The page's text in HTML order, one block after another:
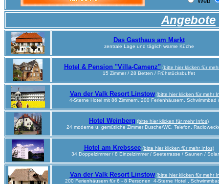
Angebote
Das Gasthaus am Markt
zentrale Lage und täglich warme Küche
Hotel & Pension "Villa-Camenz" (bitte hier klicken für
15 Zimmer / 28 Betten / Frühstücksbuffet
Van der Valk Resort Linstow (bitte hier klicken für mehr
4-Sterne Hotel mit 86 Zimmern, 200 Ferienhäusern, Schwimmbad
Hotel Weinberg (bitte hier klicken für mehr Infos)
24 moderne u. gemütliche Zimmer Dusche/WC, Telefon,
Hotel am Krebssee (bitte hier klicken für mehr Infos)
34 Doppelzimmer / 8 Einzelzimmer / Seeterrasse / Saunen /
Van der Valk Resort Linstow (bitte hier klicken für mehr
200 Ferienhäusern für 6 - 8 Personen 4-Sterne Hotel ,